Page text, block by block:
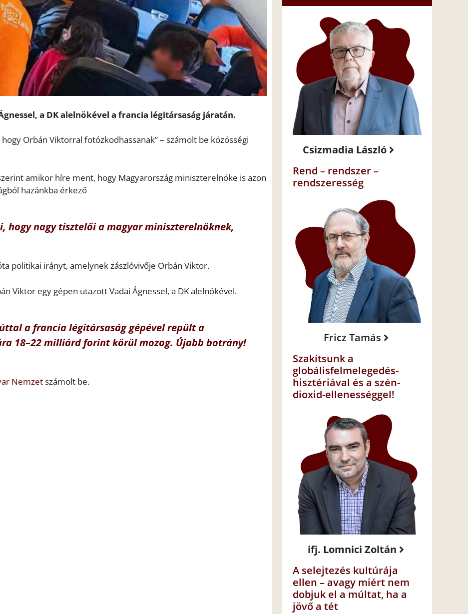
a DK alelnökével a francia légitársaság járatán.
Orbán Viktorral fotózkodhassanak” – számolt be közösségi
amikor híre ment, hogy Magyarország miniszterelnöke is azon
hazánkba érkező
hogy nagy tisztelői a magyar miniszterelnöknek,
politikai irányt, amelynek zászlóvivője Orbán Viktor.
Viktor egy gépen utazott Vadai Ágnessel, a DK alelnökével.
a francia légitársaság gépével repült a
18–22 milliárd forint körül mozog. Újabb botrány!
Nemzetszámolt be.
Csizmadia László
Rend – rendszer –
rendszeresség
Fricz Tamás
Szakítsunk a
globálisfelmelegedés-
hisztériával és a szén-
dioxid-ellenességgel!
ifj. Lomnici Zoltán
A selejtezés kultúrája
ellen – avagy miért nem
dobjuk el a múltat, ha a
jövő a tét